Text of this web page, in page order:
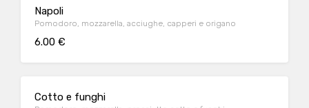
Napoli
Pomodoro, mozzarella, acciughe, capperi e origano
6.00 €
Cotto e funghi